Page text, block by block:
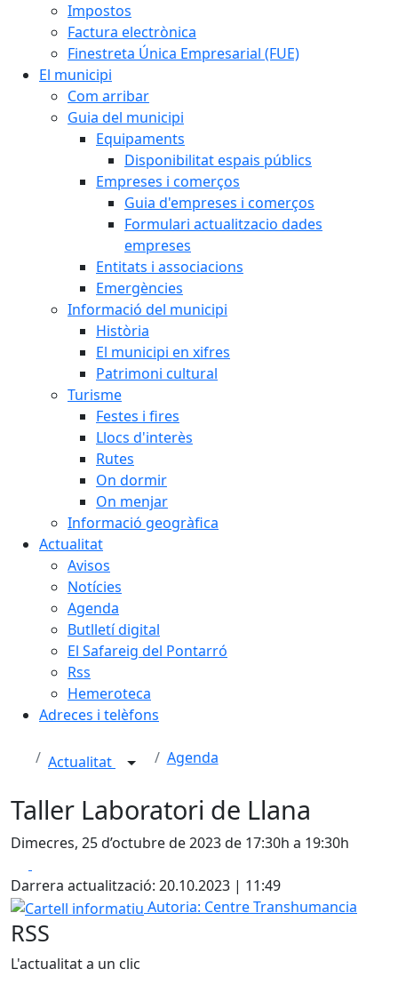
Impostos
Factura electrònica
Finestreta Única Empresarial (FUE)
El municipi
Com arribar
Guia del municipi
Equipaments
Disponibilitat espais públics
Empreses i comerços
Guia d'empreses i comerços
Formulari actualitzacio dades
empreses
Entitats i associacions
Emergències
Informació del municipi
Història
El municipi en xifres
Patrimoni cultural
Turisme
Festes i fires
Llocs d'interès
Rutes
On dormir
On menjar
Informació geogràfica
Actualitat
Avisos
Notícies
Agenda
Butlletí digital
El Safareig del Pontarró
Rss
Hemeroteca
Adreces i telèfons
Actualitat Agenda
Taller Laboratori de Llana
Dimecres, 25 d’octubre de 2023 de 17:30h a 19:30h
Darrera actualització: 20.10.2023 | 11:49
Cartell informatiu
Autoria: Centre Transhumancia
RSS
L'actualitat a un clic